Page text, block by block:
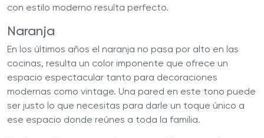
con estilo moderno resulta perfecto.
Naranja
En los últimos años el naranja no pasa por alto en las
cocinas, resulta un color imponente que ofrece un
espacio espectacular tanto para decoraciones
modernas como vintage. Una pared en este tono puede
ser justo lo que necesitas para darle un toque único a
ese espacio donde reúnes a toda la familia.